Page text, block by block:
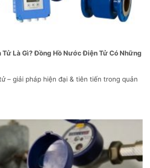
Là Gì? Đồng Hồ Nước Điện Tử Có Những
– giải pháp hiện đại & tiên tiến trong quản